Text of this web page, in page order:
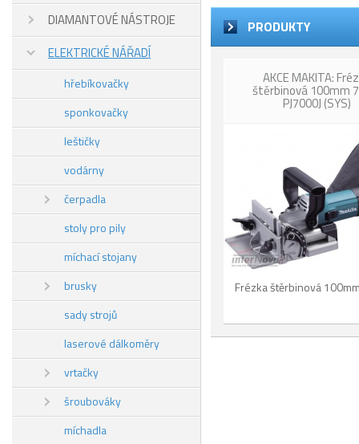
DIAMANTOVÉ NÁSTROJE
ELEKTRICKÉ NÁŘADÍ
hřebíkovačky
sponkovačky
leštičky
vodárny
čerpadla
stoly pro pily
míchací stojany
brusky
sady strojů
laserové dálkoměry
vrtačky
šroubováky
míchadla
PRODUKTY
AKCE MAKITA:
štěrbinová 100mm
PJ7000J (SYS)
Frézka štěrbinová